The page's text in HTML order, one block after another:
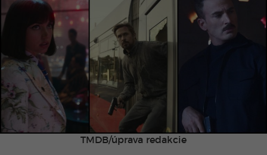
TMDB/úprava redakcie